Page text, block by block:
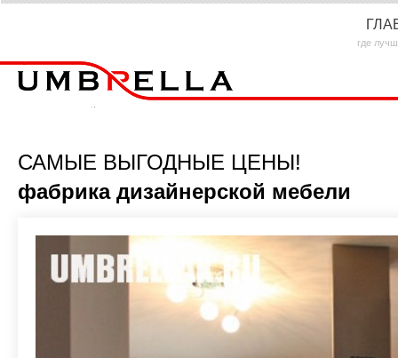
где
САМЫЕ ВЫГОДНЫЕ ЦЕНЫ!
фабрика дизайнерской мебели